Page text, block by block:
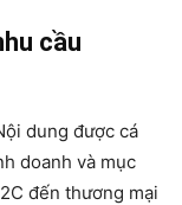
cầu
dung được cá
doanh và mục
đến thương mại